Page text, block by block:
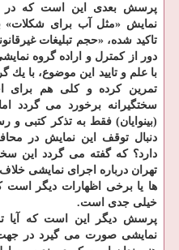
پرسش بعدی این است كه در
نمایش «مثل آب برای شكلات»
تاكید شده، «حجم تبلیغات
دور از كمترل و اراده گروه
با علم و تایید این موضوع، با
تمرین كرده و كلی هم برای
سختگیرانه برخورد می گردد
(بینوایان) فقط به تذكر كتبی و
دنبال توقف این نمایش در
دارد؟ كه گفته می گردد این
تهران درباره اجرای نمایشی
ها یا برخی اظهارات دیگر است
خیلی جدی است.
پرسش دیگر این است كه آیا
نمایشی صورت می گیرد در جهت